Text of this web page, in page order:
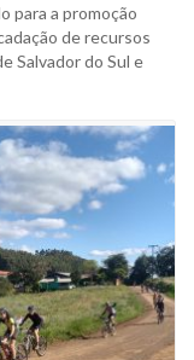
para a promoção
de recursos
Salvador do Sul e